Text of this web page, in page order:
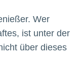
Wer
ist unter der
über dieses